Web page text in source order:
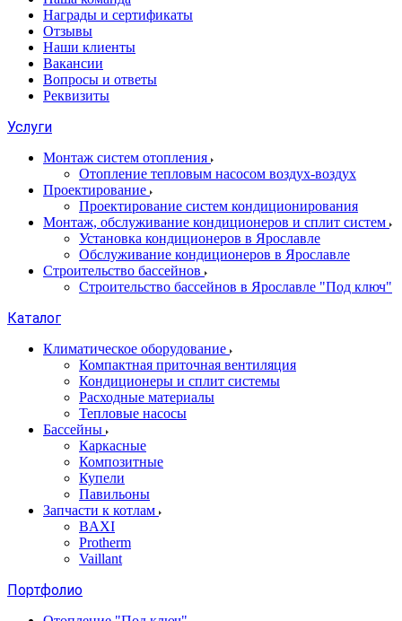
Награды и сертификаты
Отзывы
Наши клиенты
Вакансии
Вопросы и ответы
Реквизиты
Услуги
Монтаж систем отопления
Отопление тепловым насосом воздух-воздух
Проектирование
Проектирование систем кондиционирования
Монтаж, обслуживание кондиционеров и сплит систем
Установка кондиционеров в Ярославле
Обслуживание кондиционеров в Ярославле
Строительство бассейнов
Строительство бассейнов в Ярославле "Под ключ"
Каталог
Климатическое оборудование
Компактная приточная вентиляция
Кондиционеры и сплит системы
Расходные материалы
Тепловые насосы
Бассейны
Каркасные
Композитные
Купели
Павильоны
Запчасти к котлам
BAXI
Protherm
Vaillant
Портфолио